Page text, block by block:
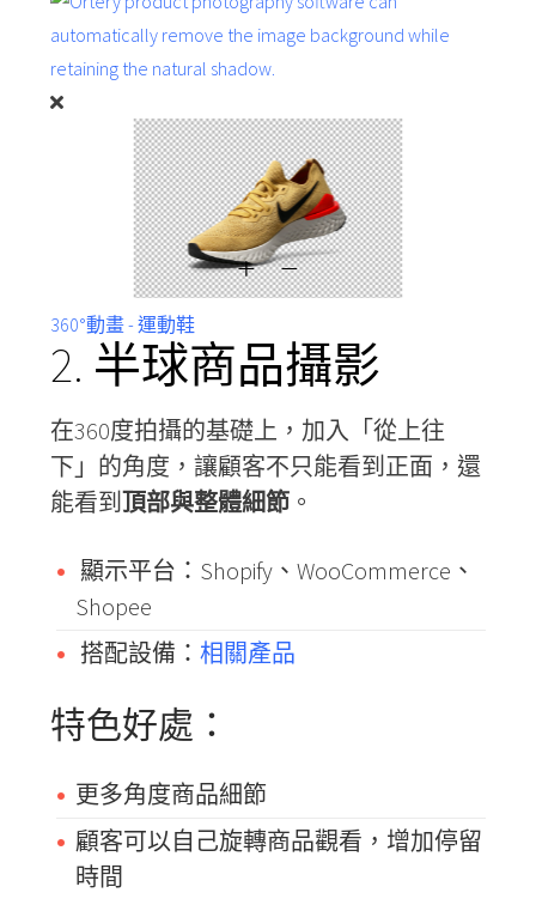
360°動畫 - 運動鞋
2. 半球商品攝影
在360度拍攝的基礎上，加入「從上往
下」的角度，讓顧客不只能看到正面，還
能看到頂部與整體細節 。
顯示平台：Shopify、WooCommerce、
Shopee
搭配設備： 相關產品
特色好處：
更多角度商品細節
顧客可以自己旋轉商品觀看，增加停留
時間